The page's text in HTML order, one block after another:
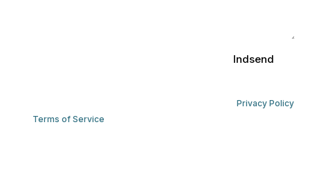
Indsend
This site is protected by reCAPTCHA and the GooglePrivacy Policy
Terms of Service